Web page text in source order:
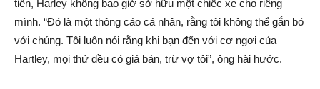
tiền, Harley không bao giờ sở hữu một chiếc xe cho riêng
mình. “Đó là một thông cáo cá nhân, rằng tôi không thể gắn bó
với chúng. Tôi luôn nói rằng khi bạn đến với cơ ngơi của
Hartley, mọi thứ đều có giá bán, trừ vợ tôi”, ông hài hước.